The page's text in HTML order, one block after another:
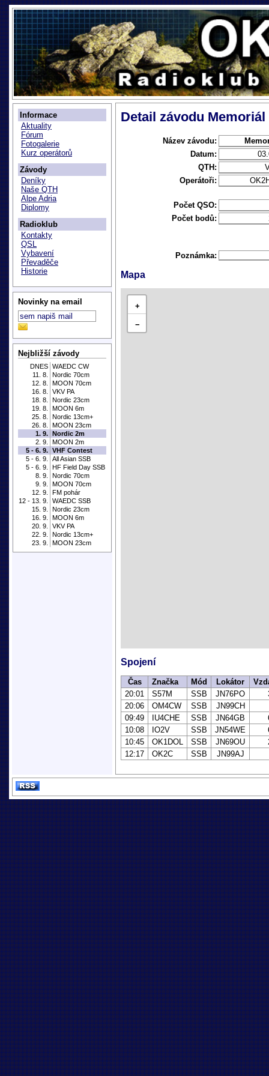
Informace
Aktuality
Fórum
Fotogalerie
Kurz operátorů
Závody
Deníky
Naše QTH
Alpe Adria
Diplomy
Radioklub
Kontakty
QSL
Vybavení
Převaděče
Historie
Novinky na email
Nejbližší závody
DNES WAEDC CW
11. 8.
Nordic 70cm
12. 8.
MOON 70cm
16. 8.
VKV PA
18. 8.
Nordic 23cm
19. 8.
MOON 6m
25. 8.
Nordic 13cm+
26. 8.
MOON 23cm
1. 9. Nordic 2m
2. 9.
MOON 2m
5 - 6. 9. VHF Contest
5 - 6. 9.
All Asian SSB
5 - 6. 9.
HF Field Day SSB
8. 9.
Nordic 70cm
9. 9.
MOON 70cm
12. 9.
FM pohár
12 - 13. 9.
WAEDC SSB
15. 9.
Nordic 23cm
16. 9.
MOON 6m
20. 9.
VKV PA
22. 9.
Nordic 13cm+
23. 9.
MOON 23cm
Detail závodu Memoriál
Název závodu:
Datum:
QTH:
Operátoři:
Počet QSO:
Počet bodů:
Poznámka:
Mapa
+
−
Spojení
Čas Značka Mód Lokátor
20:01
S57M SSB JN76PO
20:06
OM4CW SSB
JN99CH
09:49
IU4CHE SSB JN64GB
10:08
IO2V SSB JN54WE
10:45
OK1DOL SSB JN69OU
12:17
OK2C SSB JN99AJ